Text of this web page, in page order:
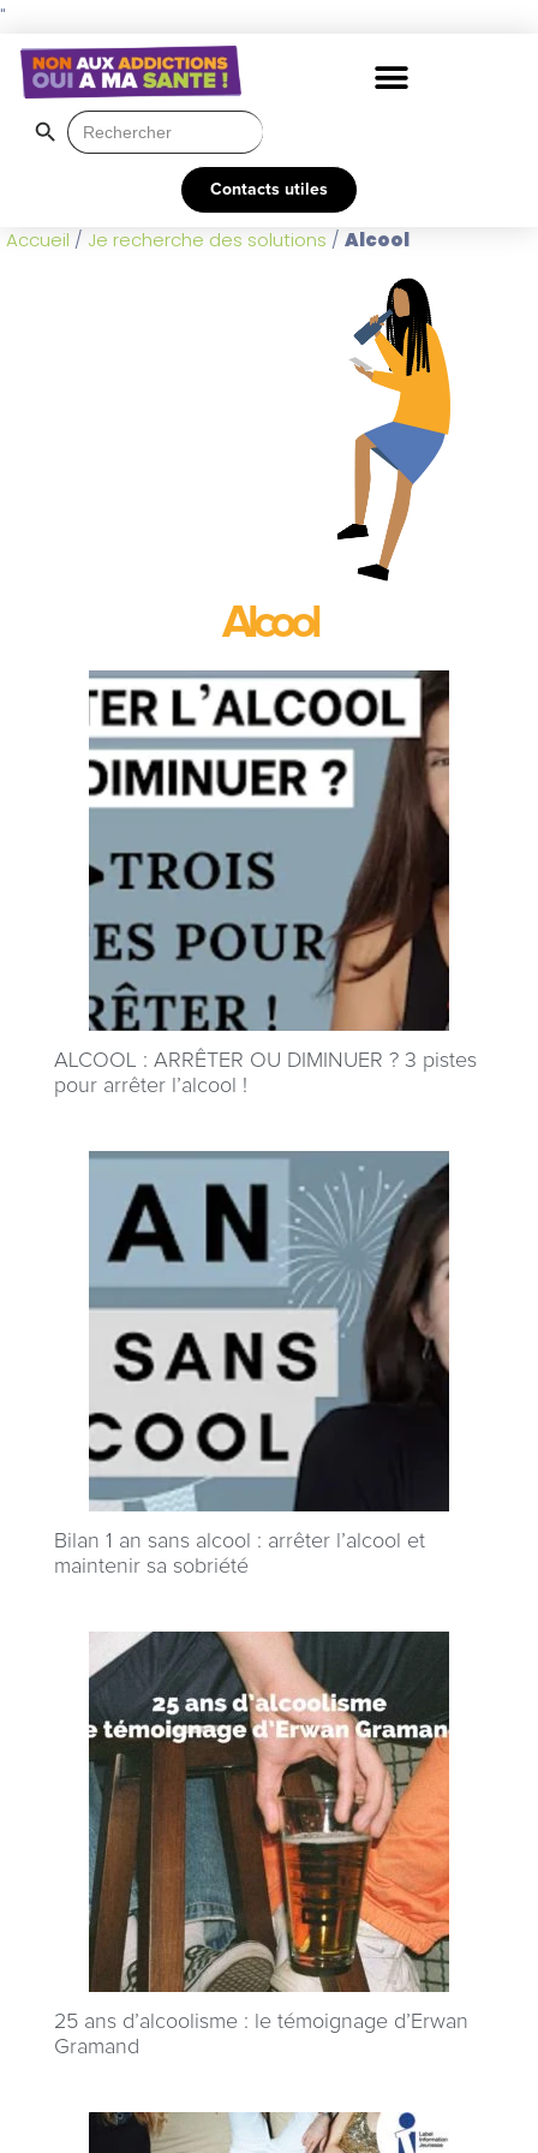
"
Search
for:
Search Button
Contacts utiles
Accueil / Je recherche des solutions / Alcool
Alcool
ALCOOL : ARRÊTER OU DIMINUER ? 3 pistes
pour arrêter l’alcool !
Bilan 1 an sans alcool : arrêter l’alcool et
maintenir sa sobriété
25 ans d’alcoolisme : le témoignage d’Erwan
Gramand